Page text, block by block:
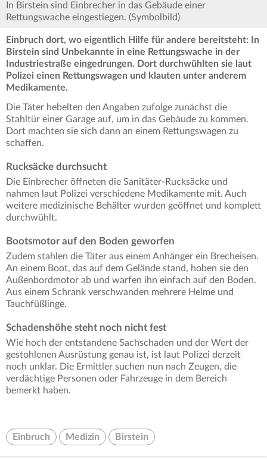
In Birstein sind Einbrecher in das Gebäude einer
Rettungswache eingestiegen. (Symbolbild)
Einbruch dort, wo eigentlich Hilfe für andere bereitsteht: In
Birstein sind Unbekannte in eine Rettungswache in der
Industriestraße eingedrungen. Dort durchwühlten sie laut
Polizei einen Rettungswagen und klauten unter anderem
Medikamente.
Die Täter hebelten den Angaben zufolge zunächst die
Stahltür einer Garage auf, um in das Gebäude zu kommen.
Dort machten sie sich dann an einem Rettungswagen zu
schaffen.
Rucksäcke durchsucht
Die Einbrecher öffneten die Sanitäter-Rucksäcke und
nahmen laut Polizei verschiedene Medikamente mit. Auch
weitere medizinische Behälter wurden geöffnet und komplett
durchwühlt.
Bootsmotor auf den Boden geworfen
Zudem stahlen die Täter aus einem Anhänger ein Brecheisen.
An einem Boot, das auf dem Gelände stand, hoben sie den
Außenbordmotor ab und warfen ihn einfach auf den Boden.
Aus einem Schrank verschwanden mehrere Helme und
Tauchfüßlinge.
Schadenshöhe steht noch nicht fest
Wie hoch der entstandene Sachschaden und der Wert der
gestohlenen Ausrüstung genau ist, ist laut Polizei derzeit
noch unklar. Die Ermittler suchen nun nach Zeugen, die
verdächtige Personen oder Fahrzeuge in dem Bereich
bemerkt haben.
Einbruch Medizin Birstein